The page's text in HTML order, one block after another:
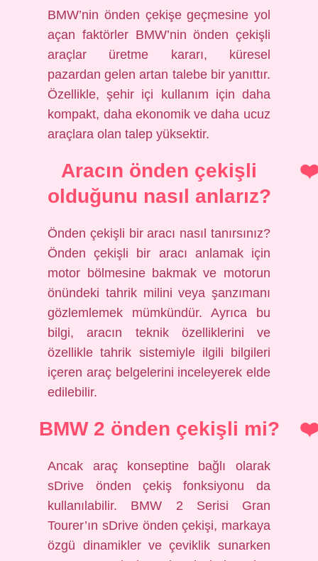
BMW’nin önden çekişe geçmesine yol
açan faktörler BMW’nin önden çekişli
araçlar üretme kararı, küresel
pazardan gelen artan talebe bir yanıttır.
Özellikle, şehir içi kullanım için daha
kompakt, daha ekonomik ve daha ucuz
araçlara olan talep yüksektir.
Aracın önden çekişli
olduğunu nasıl anlarız?
Önden çekişli bir aracı nasıl tanırsınız?
Önden çekişli bir aracı anlamak için
motor bölmesine bakmak ve motorun
önündeki tahrik milini veya şanzımanı
gözlemlemek mümkündür. Ayrıca bu
bilgi, aracın teknik özelliklerini ve
özellikle tahrik sistemiyle ilgili bilgileri
içeren araç belgelerini inceleyerek elde
edilebilir.
BMW 2 önden çekişli mi?
Ancak araç konseptine bağlı olarak
sDrive önden çekiş fonksiyonu da
kullanılabilir. BMW 2 Serisi Gran
Tourer’ın sDrive önden çekişi, markaya
özgü dinamikler ve çeviklik sunarken